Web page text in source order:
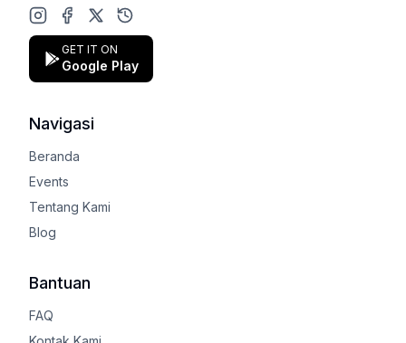
Instagram
Facebook
X (Twitter)
Google Play Store
GET IT ON
Google Play
Navigasi
Beranda
Events
Tentang Kami
Blog
Bantuan
FAQ